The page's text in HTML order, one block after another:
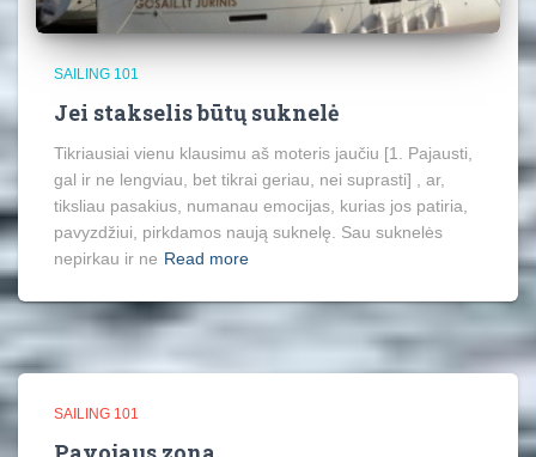
SAILING 101
Jei stakselis būtų suknelė
Tikriausiai vienu klausimu aš moteris jaučiu [1. Pajausti,
gal ir ne lengviau, bet tikrai geriau, nei suprasti] , ar,
tiksliau pasakius, numanau emocijas, kurias jos patiria,
pavyzdžiui, pirkdamos naują suknelę. Sau suknelės
nepirkau ir ne Read more
SAILING 101